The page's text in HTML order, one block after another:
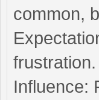
common,
frustration.
Influence: